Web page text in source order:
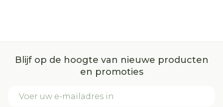
Blijf op de hoogte van nieuwe producten
en promoties